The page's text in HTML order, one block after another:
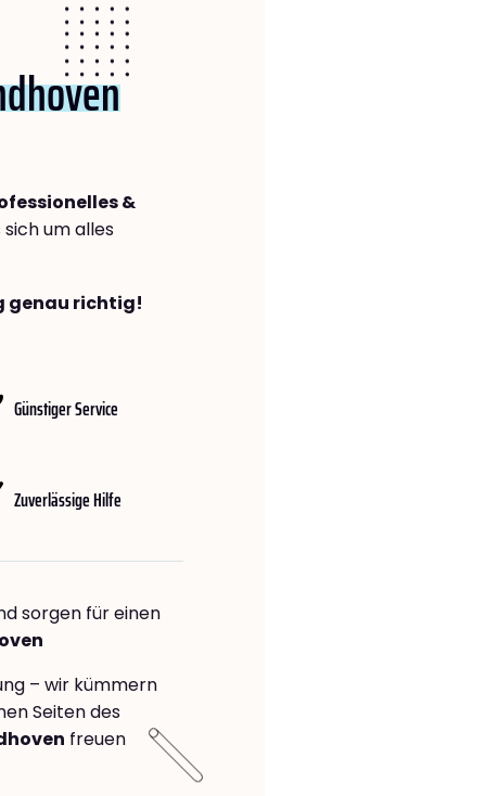
&
sich um alles
genau richtig!
Günstiger Service
Zuverlässige Hilfe
sorgen für einen
– wir kümmern
Seiten des
freuen